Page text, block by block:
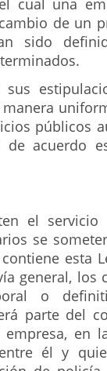
cual una
de un
sido
públicos
de acuerdo
el servicio
se
esta
general, los
o
parte del
en
él y